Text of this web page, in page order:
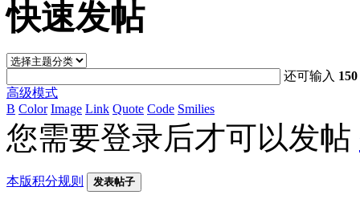
快速发帖
还可输入 150
高级模式
B Color Image Link Quote Code Smilies
您需要登录后才可以发帖
本版积分规则 发表帖子